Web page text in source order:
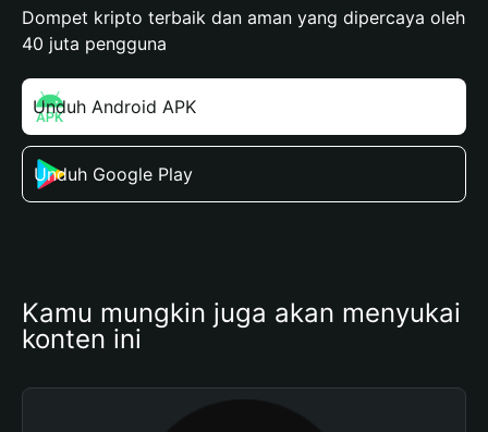
Dompet kripto terbaik dan aman yang dipercaya oleh
40 juta pengguna
Unduh Android APK
Unduh Google Play
Kamu mungkin juga akan menyukai
konten ini